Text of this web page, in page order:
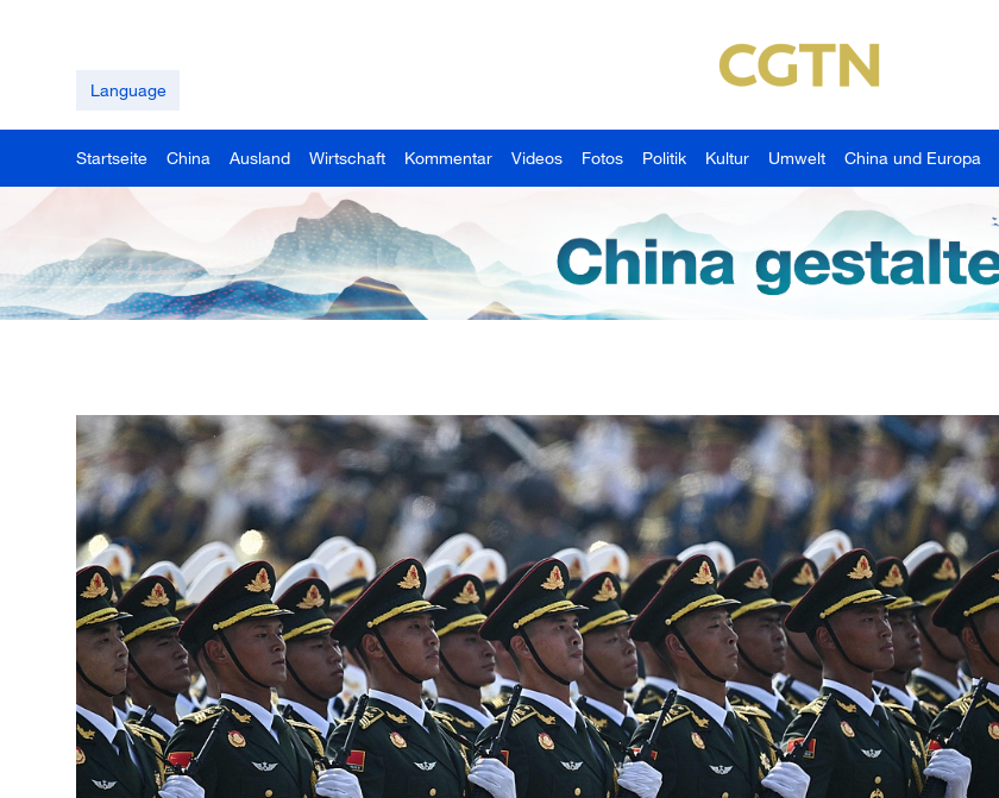
Language
Startseite China Ausland Wirtschaft Kommentar Videos Fotos Politik Kultur Umwelt China und Europa